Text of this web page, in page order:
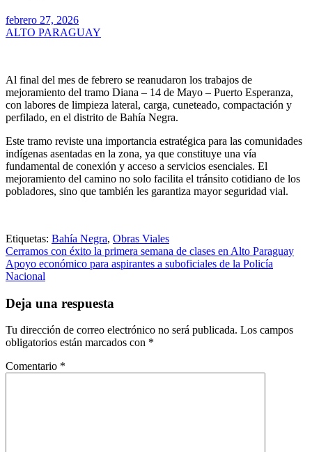
febrero 27, 2026
ALTO PARAGUAY
Al final del mes de febrero se reanudaron los trabajos de
mejoramiento del tramo Diana – 14 de Mayo – Puerto Esperanza,
con labores de limpieza lateral, carga, cuneteado, compactación y
perfilado, en el distrito de Bahía Negra.
Este tramo reviste una importancia estratégica para las comunidades
indígenas asentadas en la zona, ya que constituye una vía
fundamental de conexión y acceso a servicios esenciales. El
mejoramiento del camino no solo facilita el tránsito cotidiano de los
pobladores, sino que también les garantiza mayor seguridad vial.
Etiquetas: Bahía Negra, Obras Viales
Navegación
de
Cerramos con éxito la primera semana de clases en Alto Paraguay
Apoyo económico para aspirantes a suboficiales de la Policía
Nacional
Deja una respuesta
Tu dirección de correo electrónico no será publicada. Los campos
obligatorios están marcados con *
Comentario *